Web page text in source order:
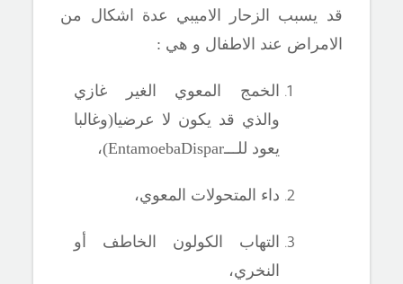
قد يسبب الزحار الاميبي عدة اشكال من
الامراض عند الاطفال و هي :
الخمج المعوي الغير غازي
والذي قد يكون لا عرضيا(وغالبا
يعود للـــEntamoebaDispar)،
داء المتحولات المعوي،
التهاب الكولون الخاطف أو
النخري،